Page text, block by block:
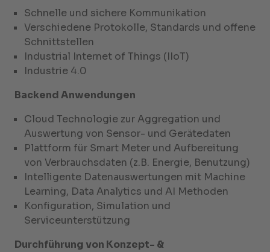
Schnelle und sichere Kommunikation
Verschiedene Protokolle, Standards und offene
Schnittstellen
Industrial Internet of Things (IIoT)
Industrie 4.0
Backend Anwendungen
Cloud Technologie zur Aggregation und
Auswertung von Sensor- und Gerätedaten
Plattform für Smart Meter und Aufbereitung
von Verbrauchsdaten (z.B. Energie, Benutzung)
Intelligente Datenauswertungen mit Machine
Learning, Data Analytics und AI Methoden
Konfiguration, Simulation und
Serviceunterstützung
Durchführung von Konzept- &